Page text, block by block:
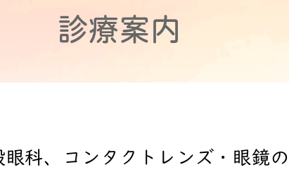
診療案内
科、コンタクトレンズ・眼鏡